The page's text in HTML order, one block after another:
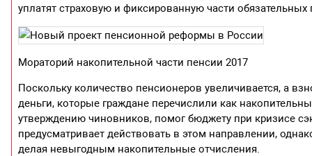
уплатят страховую и фиксированную части
Мораторий накопительной части пенсии 2017
Поскольку количество пенсионеров увеличивается, а
деньги, которые граждане перечислили как
утверждению чиновников, помог бюджету при кризисе
предусматривает действовать в этом направлении,
делая невыгодным накопительные отчисления.